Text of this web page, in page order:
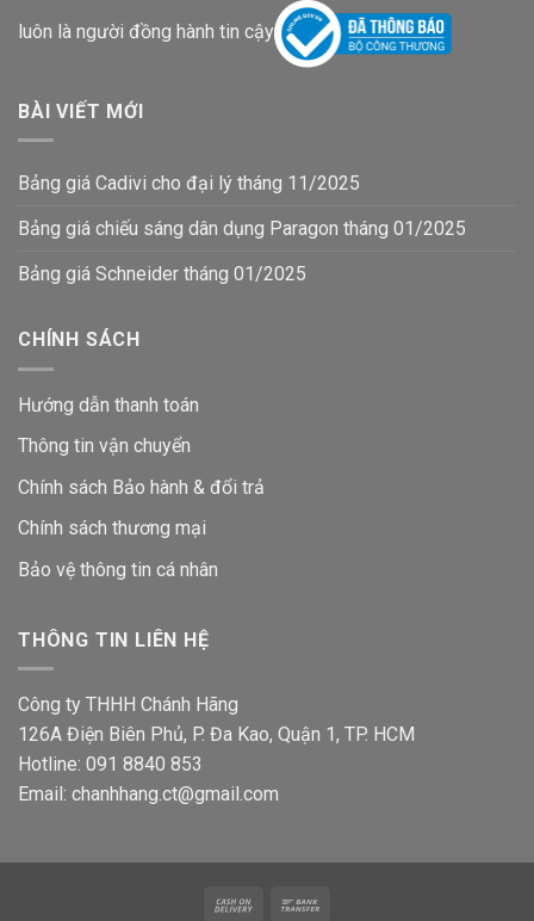
luôn là người đồng hành tin cậy
BÀI VIẾT MỚI
Bảng giá Cadivi cho đại lý tháng 11/2025
Bảng giá chiếu sáng dân dụng Paragon tháng 01/2025
Bảng giá Schneider tháng 01/2025
CHÍNH SÁCH
Hướng dẫn thanh toán
Thông tin vận chuyển
Chính sách Bảo hành & đổi trả
Chính sách thương mại
Bảo vệ thông tin cá nhân
THÔNG TIN LIÊN HỆ
Công ty THHH Chánh Hãng
126A Điện Biên Phủ, P. Đa Kao, Quận 1, TP. HCM
Hotline: 091 8840 853
Email: chanhhang.ct@gmail.com
Cash